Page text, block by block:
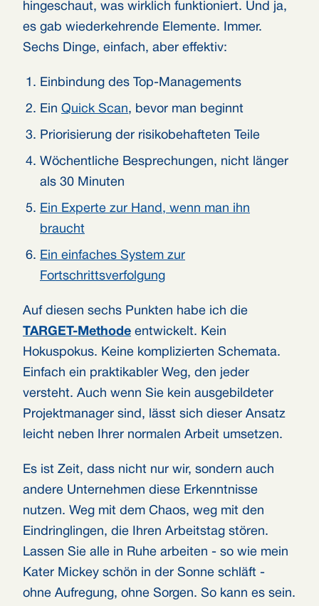
hingeschaut, was wirklich funktioniert. Und ja,
es gab wiederkehrende Elemente. Immer.
Sechs Dinge, einfach, aber effektiv:
Einbindung des Top-Managements
Ein Quick Scan, bevor man beginnt
Priorisierung der risikobehafteten Teile
Wöchentliche Besprechungen, nicht länger
als 30 Minuten
Ein Experte zur Hand, wenn man ihn
braucht
Ein einfaches System zur
Fortschrittsverfolgung
Auf diesen sechs Punkten habe ich die
TARGET-Methode entwickelt. Kein
Hokuspokus. Keine komplizierten Schemata.
Einfach ein praktikabler Weg, den jeder
versteht. Auch wenn Sie kein ausgebildeter
Projektmanager sind, lässt sich dieser Ansatz
leicht neben Ihrer normalen Arbeit umsetzen.
Es ist Zeit, dass nicht nur wir, sondern auch
andere Unternehmen diese Erkenntnisse
nutzen. Weg mit dem Chaos, weg mit den
Eindringlingen, die Ihren Arbeitstag stören.
Lassen Sie alle in Ruhe arbeiten - so wie mein
Kater Mickey schön in der Sonne schläft -
ohne Aufregung, ohne Sorgen. So kann es sein.